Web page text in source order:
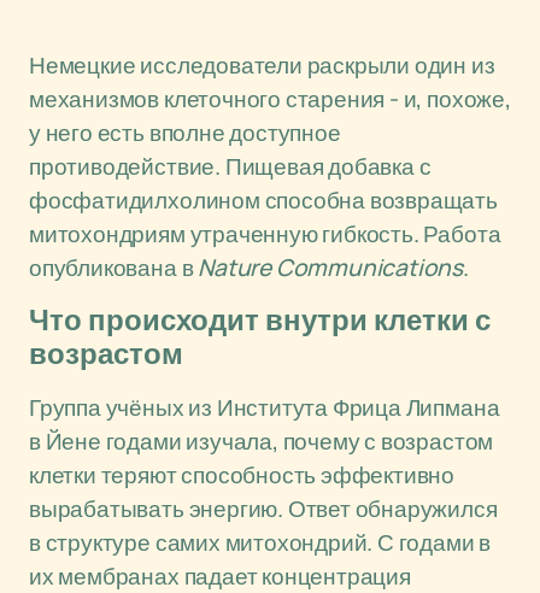
Немецкие исследователи раскрыли один из
механизмов клеточного старения - и, похоже,
у него есть вполне доступное
противодействие. Пищевая добавка с
фосфатидилхолином способна возвращать
митохондриям утраченную гибкость. Работа
опубликована вNature Communications.
Что происходит внутри клетки с
возрастом
Группа учёных из Института Фрица Липмана
в Йене годами изучала, почему с возрастом
клетки теряют способность эффективно
вырабатывать энергию. Ответ обнаружился
в структуре самих митохондрий. С годами в
их мембранах падает концентрация